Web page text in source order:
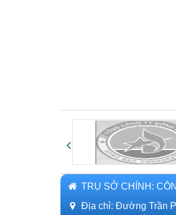
TRỤ SỞ CHÍNH:
Địa chỉ: Đường Trần